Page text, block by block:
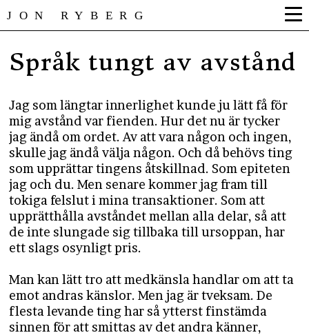
JON RYBERG
Språk tungt av avstånd
Jag som längtar innerlighet kunde ju lätt få för
mig avstånd var fienden. Hur det nu är tycker
jag ändå om ordet. Av att vara någon och ingen,
skulle jag ändå välja någon. Och då behövs ting
som upprättar tingens åtskillnad. Som epiteten
jag och du. Men senare kommer jag fram till
tokiga felslut i mina transaktioner. Som att
upprätthålla avståndet mellan alla delar, så att
de inte slungade sig tillbaka till ursoppan, har
ett slags osynligt pris.
Man kan lätt tro att medkänsla handlar om att ta
emot andras känslor. Men jag är tveksam. De
flesta levande ting har så ytterst finstämda
sinnen för att smittas av det andra känner,